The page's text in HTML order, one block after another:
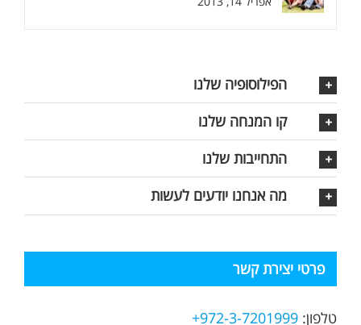
הפילוסופיה שלנו
קו המנחה שלנו
התחייבות שלנו
מה אנחנו יודעים לעשות
פרטי יצירת קשר
טלפון: 972-3-7201999+